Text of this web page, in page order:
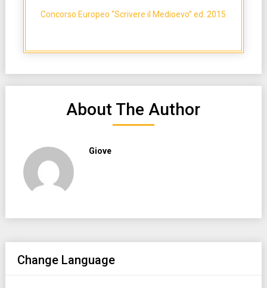
Concorso Europeo “Scrivere il Medioevo” ed. 2015
About The Author
Giove
Change Language